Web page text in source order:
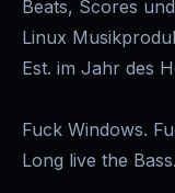
Beats, Scores
Linux
Est. im Jahr des
Fuck Windows.
Long live the Bass.